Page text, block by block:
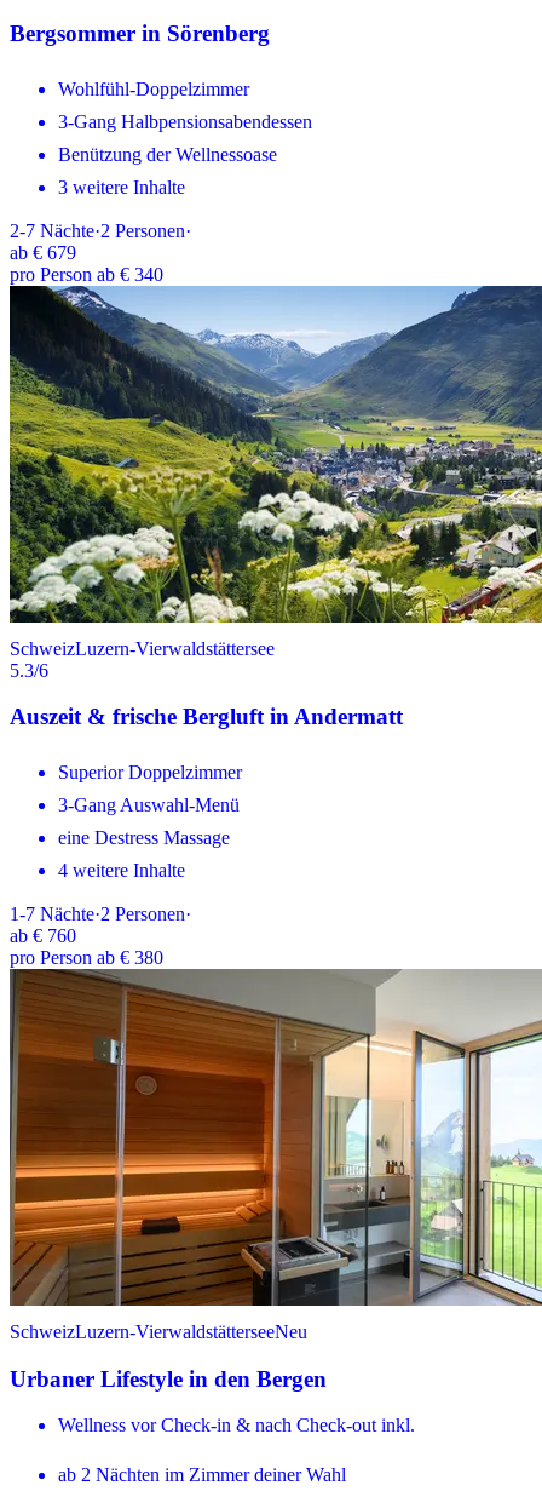
Bergsommer in Sörenberg
Wohlfühl-Doppelzimmer
3-Gang Halbpensionsabendessen
Benützung der Wellnessoase
3 weitere Inhalte
2-7 Nächte·2 Personen·
ab € 679
pro Person ab € 340
SchweizLuzern-Vierwaldstättersee
5.3/6
Auszeit & frische Bergluft in Andermatt
Superior Doppelzimmer
3-Gang Auswahl-Menü
eine Destress Massage
4 weitere Inhalte
1-7 Nächte·2 Personen·
ab € 760
pro Person ab € 380
SchweizLuzern-VierwaldstätterseeNeu
Urbaner Lifestyle in den Bergen
Wellness vor Check-in & nach Check-out inkl.
ab 2 Nächten im Zimmer deiner Wahl